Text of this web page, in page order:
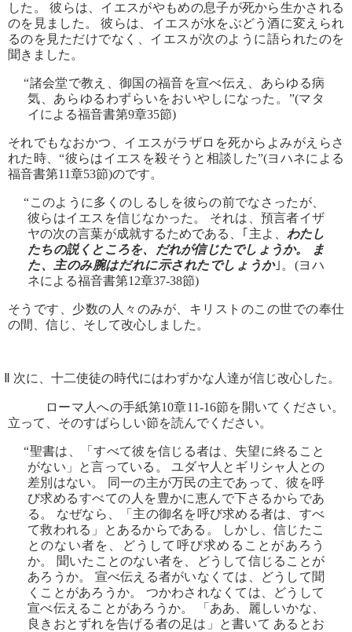
した。 彼らは、イエスがやもめの息子が死から生かされる
のを見ました。 彼らは、イエスが水をぶどう酒に変えられ
るのを見ただけでなく、イエスが次のように語られたのを
聞きました。
“諸会堂で教え、御国の福音を宣べ伝え、あらゆる病
気、あらゆるわずらいをおいやしになった。”(マタ
イによる福音書第9章35節)
それでもなおかつ、イエスがラザロを死からよみがえらさ
れた時、“彼らはイエスを殺そうと相談した”(ヨハネによる
福音書第11章53節)のです。
“このように多くのしるしを彼らの前でなさったが、
彼らはイエスを信じなかった。 それは、預言者イザ
ヤの次の言葉が成就するためである、｢主よ、 わたし
たちの説くところを、だれが信じたでしょうか。 ま
た、主のみ腕はだれに示されたでしょうか｣。(ヨハ
ネによる福音書第12章37-38節)
そうです、少数の人々のみが、キリストのこの世での奉仕
の間、信じ、そして改心しました。
Ⅱ 次に、十二使徒の時代にはわずかな人達が信じ改心した。
ローマ人への手紙第10章11-16節を開いてください。
立って、そのすばらしい節を読んでください。
“聖書は、「すべて彼を信じる者は、失望に終ること
がない」と言っている。 ユダヤ人とギリシャ人との
差別はない。 同一の主が万民の主であって、彼を呼
び求めるすべての人を豊かに恵んで下さるからであ
る。 なぜなら、「主の御名を呼び求める者は、すべ
て救われる」とあるからである。 しかし、信じたこ
とのない者を、どうして呼び求めることがあろう
か。 聞いたことのない者を、どうして信じることが
あろうか。 宣べ伝える者がいなくては、どうして聞
くことがあろうか。 つかわされなくては、どうして
宣べ伝えることがあろうか。 「ああ、麗しいかな、
良きおとずれを告げる者の足は」と書いて あるとお